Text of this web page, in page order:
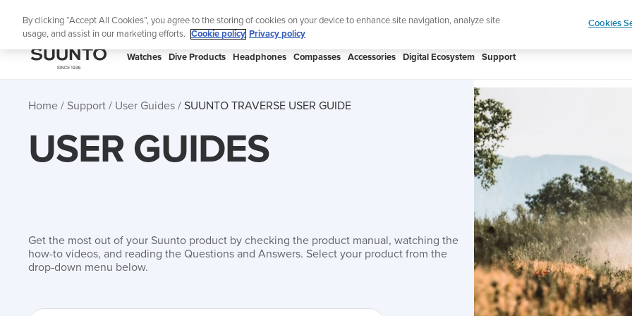
Lightweight sports watch designed for runners Shop
SUUNTO
Watches Dive Products Headphones Compasses Accessories Digital Ecosystem Support
Home Support User Guides SUUNTO TRAVERSE USER GUIDE
USER GUIDES
Get the most out of your Suunto product by checking the product manual, watching the
how-to videos, and reading the Questions and Answers. Select your product from the
drop-down menu below.
By clicking “Accept All Cookies”, you agree to the storing of cookies on your device to enhance site navigation, analyze site
usage, and assist in our marketing efforts.
Cookie policy Privacy policy
Cookies